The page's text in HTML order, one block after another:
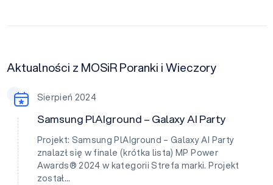
Aktualności z MOSiR Poranki i Wieczory
Sierpień 2024
Samsung PlAIground – Galaxy AI Party
Projekt: Samsung PlAIground – Galaxy AI Party
znalazł się w finale (krótka lista) MP Power
Awards® 2024 w kategorii Strefa marki. Projekt
został…